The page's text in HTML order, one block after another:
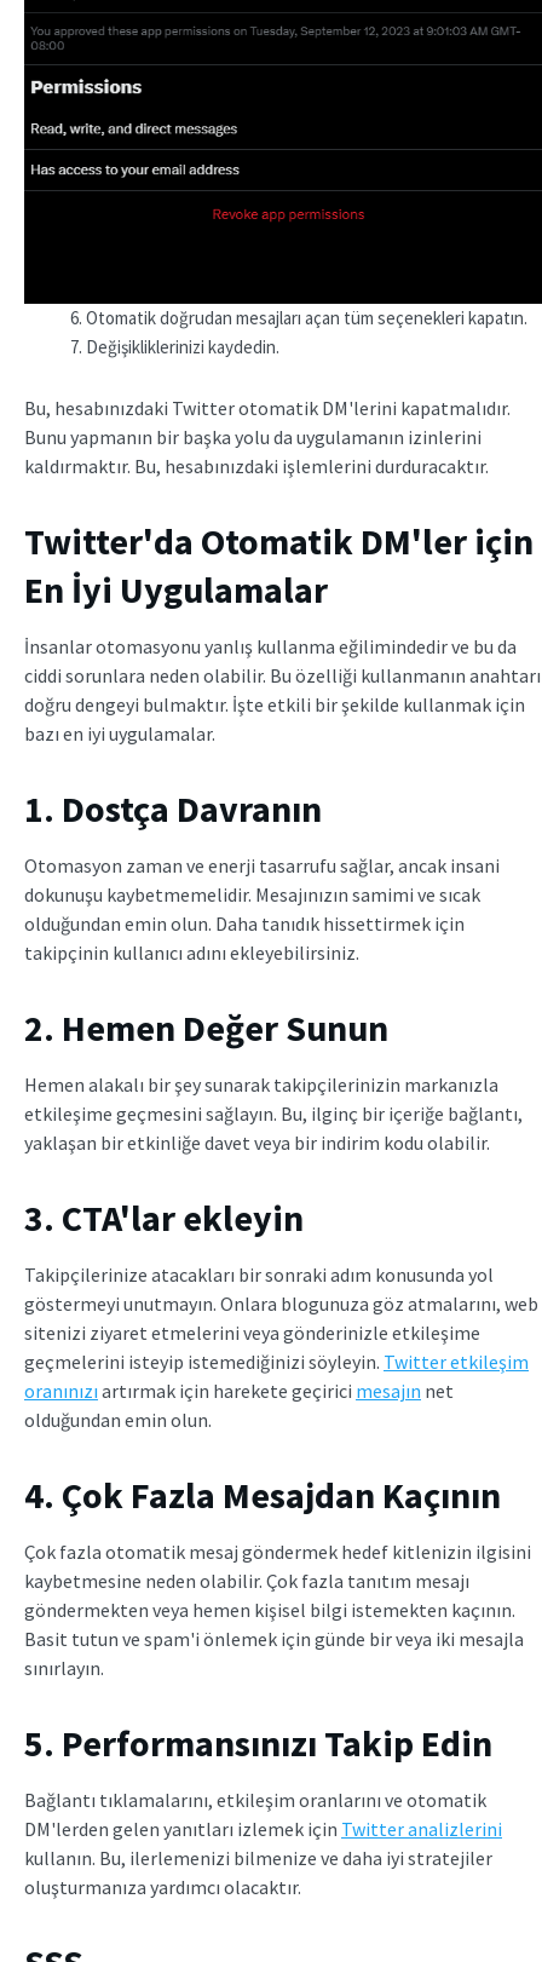
Otomatik doğrudan mesajları açan tüm seçenekleri kapatın.
Değişikliklerinizi kaydedin.
Bu, hesabınızdaki Twitter otomatik DM'lerini kapatmalıdır.
Bunu yapmanın bir başka yolu da uygulamanın izinlerini
kaldırmaktır. Bu, hesabınızdaki işlemlerini durduracaktır.
Twitter'da Otomatik DM'ler için
En İyi Uygulamalar
İnsanlar otomasyonu yanlış kullanma eğilimindedir ve bu da
ciddi sorunlara neden olabilir. Bu özelliği kullanmanın anahtarı
doğru dengeyi bulmaktır. İşte etkili bir şekilde kullanmak için
bazı en iyi uygulamalar.
1. Dostça Davranın
Otomasyon zaman ve enerji tasarrufu sağlar, ancak insani
dokunuşu kaybetmemelidir. Mesajınızın samimi ve sıcak
olduğundan emin olun. Daha tanıdık hissettirmek için
takipçinin kullanıcı adını ekleyebilirsiniz.
2. Hemen Değer Sunun
Hemen alakalı bir şey sunarak takipçilerinizin markanızla
etkileşime geçmesini sağlayın. Bu, ilginç bir içeriğe bağlantı,
yaklaşan bir etkinliğe davet veya bir indirim kodu olabilir.
3. CTA'lar ekleyin
Takipçilerinize atacakları bir sonraki adım konusunda yol
göstermeyi unutmayın. Onlara blogunuza göz atmalarını, web
sitenizi ziyaret etmelerini veya gönderinizle etkileşime
geçmelerini isteyip istemediğinizi söyleyin. Twitter etkileşim
oranınızı artırmak için harekete geçirici mesajın net
olduğundan emin olun.
4. Çok Fazla Mesajdan Kaçının
Çok fazla otomatik mesaj göndermek hedef kitlenizin ilgisini
kaybetmesine neden olabilir. Çok fazla tanıtım mesajı
göndermekten veya hemen kişisel bilgi istemekten kaçının.
Basit tutun ve spam'i önlemek için günde bir veya iki mesajla
sınırlayın.
5. Performansınızı Takip Edin
Bağlantı tıklamalarını, etkileşim oranlarını ve otomatik
DM'lerden gelen yanıtları izlemek için Twitter analizlerini
kullanın. Bu, ilerlemenizi bilmenize ve daha iyi stratejiler
oluşturmanıza yardımcı olacaktır.